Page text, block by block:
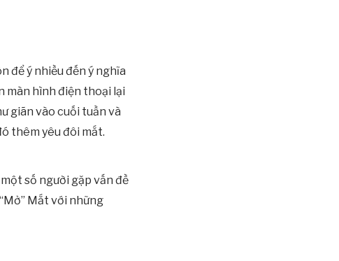
để ý nhiều đến ý nghĩa
màn hình điện thoại lại
giãn vào cuối tuần và
thêm yêu đôi mắt.
số người gặp vấn đề
Mắt với những